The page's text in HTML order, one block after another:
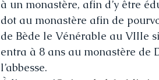
à un monastère, afin d’y être
dot au monastère afin de
de Bède le Vénérable au VIIIe
entra à 8 ans au monastère de
l’abbesse.